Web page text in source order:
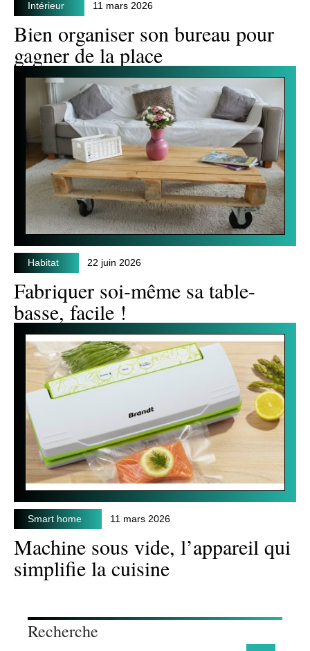
Intérieur 11 mars 2026
Bien organiser son bureau pour
gagner de la place
Habitat 22 juin 2026
Fabriquer soi-même sa table-
basse, facile !
Smart home 11 mars 2026
Machine sous vide, l’appareil qui
simplifie la cuisine
Recherche